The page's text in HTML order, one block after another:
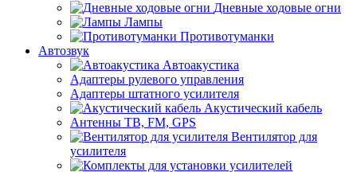
Дневные ходовые огни
Лампы
Противотуманки
Автозвук
Автоакустика
Адаптеры рулевого управления
Адаптеры штатного усилителя
Акустический кабель
Антенны ТВ, FM, GPS
Вентилятор для
усилителя